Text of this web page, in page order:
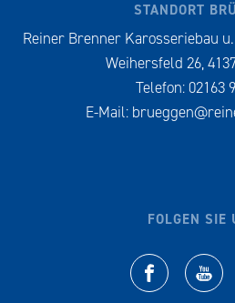
STANDORT
Reiner Brenner Karosseriebau
Weihersfeld 26,
Telefon: 02163
E-Mail:
FOLGEN SIE